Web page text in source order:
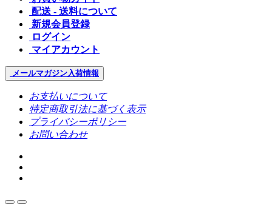
配送 - 送料について
新規会員登録
ログイン
マイアカウント
メールマガジン入荷情報
お支払いについて
特定商取引法に基づく表示
プライバシーポリシー
お問い合わせ